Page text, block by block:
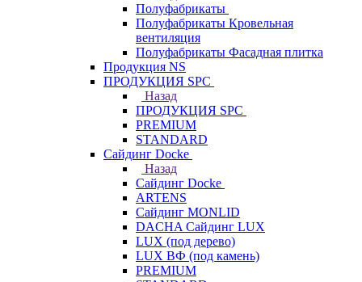
Полуфабрикаты
Полуфабрикаты Кровельная
вентиляция
Полуфабрикаты Фасадная плитка
Продукция NS
ПРОДУКЦИЯ SPC
Назад
ПРОДУКЦИЯ SPC
PREMIUM
STANDARD
Сайдинг Docke
Назад
Сайдинг Docke
ARTENS
Cайдинг MONLID
DACHA Сайдинг LUX
LUX (под дерево)
LUX ВФ (под камень)
PREMIUM